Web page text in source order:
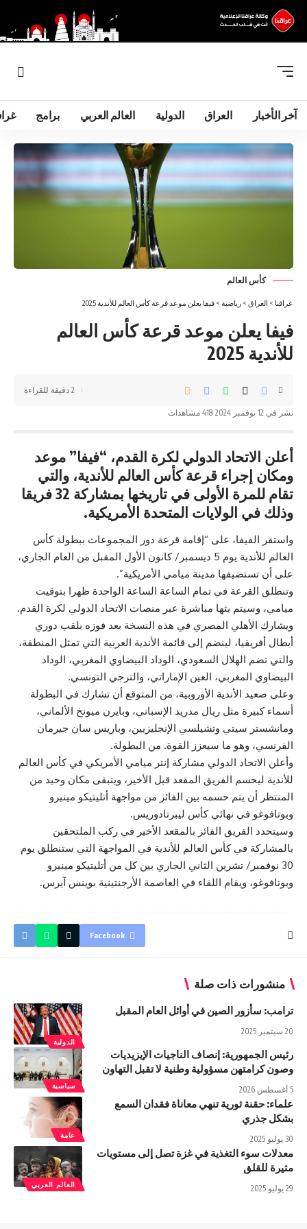
آخر الأخبار العراق الدولية العالم العربي برامج
كأس العالم
عراقنا > العراق > رياضية > فيفا يعلن موعد قرعة كأس العالم للأندية 2025
فيفا يعلن موعد قرعة كأس العالم
للأندية 2025
نشر في 12 نوفمبر 2024 418 مشاهدات
2 دقيقة للقراءة
أعلن الاتحاد الدولي لكرة القدم، “فيفا” موعد
ومكان إجراء قرعة كأس العالم للأندية، والتي
تقام للمرة الأولى في تاريخها بمشاركة 32 فريقا
وذلك في الولايات المتحدة الأمريكية.
واستقر الفيفا، على “إقامة قرعة دور المجموعات ببطولة كأس
العالم للأندية يوم 5 ديسمبر/ كانون الأول المقبل من العام الجاري،
على أن تستضيفها مدينة ميامي الأمريكية”.
وتنطلق القرعة في تمام الساعة الساعة الواحدة ظهرا بتوقيت
ميامي، وسيتم بثها مباشرة عبر منصات الاتحاد الدولي لكرة القدم.
ويشارك الأهلي المصري في هذه النسخة بعد فوزه بلقب دوري
أبطال أفريقيا، لينضم إلى قائمة الأندية العربية التي تمثل المنطقة،
والتي تضم الهلال السعودي، الوداد البيضاوي المغربي، الوداد
البيضاوي المغربي، العين الإماراتي، والترجي التونسي.
وعلى صعيد الأندية الأوروبية، من المتوقع أن تشارك في البطولة
أسماء كبيرة مثل ريال مدريد الإسباني، وبايرن ميونخ الألماني،
ومانشستر سيتي وتشيلسي الإنجليزيين، وباريس سان جيرمان
الفرنسي، وهو ما سيعزز القوة. من البطولة.
وأعلن الاتحاد الدولي مشاركة إنتر ميامي الأمريكي في كأس العالم
للأندية ليحسم الفريق المقعد قبل الأخير، ويتبقى مكان وحيد من
المنتظر أن يتم حسمه بين الفائز من مواجهة أتليتيكو مينيرو
وبوتافوغو في نهائي كأس ليبرتادوريس.
وسيتحدد الفريق الفائز بالمقعد الأخير في ركب الملتحقين
بالمشاركة في كأس العالم للأندية في المواجهة التي ستنطلق يوم
30 نوفمبر/ تشرين الثاني الجاري بين كل من أتليتيكو مينيرو
وبوتافوغو، ويقام اللقاء في العاصمة الأرجنتينية بوينس آيرس.
Facebook
منشورات ذات صلة
الدولية
ترامب: سأزور الصين في أوائل العام المقبل
20 سبتمبر 2025
سياسية
رئيس الجمهورية: إنصاف الناجيات الإيزيديات
وصون كرامتهن مسؤولية وطنية لا تقبل التهاون
5 أغسطس 2026
عامة
علماء: حقنة ثورية تنهي معاناة فقدان السمع
بشكل جذري
30 يوليو 2025
العالم العربي
معدلات سوء التغذية في غزة تصل إلى مستويات
مثيرة للقلق
29 يوليو 2025